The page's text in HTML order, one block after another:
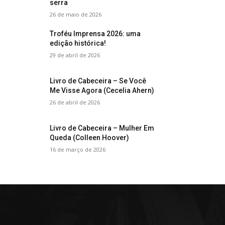
serra
26 de maio de 2026
Troféu Imprensa 2026: uma
edição histórica!
29 de abril de 2026
Livro de Cabeceira – Se Você
Me Visse Agora (Cecelia Ahern)
26 de abril de 2026
Livro de Cabeceira – Mulher Em
Queda (Colleen Hoover)
16 de março de 2026